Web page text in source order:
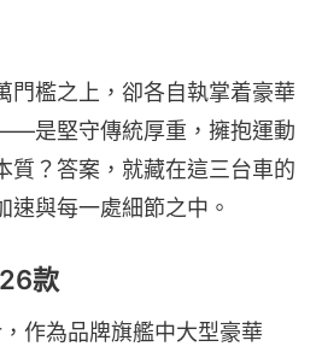
門檻之上，卻各自執掌着豪華
是堅守傳統厚重，擁抱運動
質？答案，就藏在這三台車的
速與每一處細節之中。
款
作為品牌旗艦中大型豪華